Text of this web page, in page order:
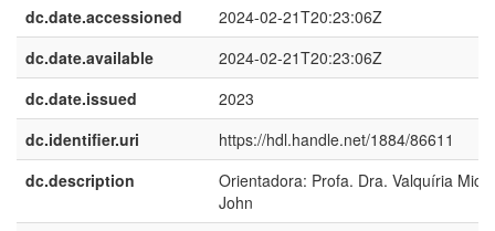
dc.date.accessioned
2024-02-21T20:23:06Z
dc.date.available
2024-02-21T20:23:06Z
dc.date.issued
2023
dc.identifier.uri
https://hdl.handle.net/1884/86611
dc.description
Orientadora: Profa. Dra. Valquíria
John